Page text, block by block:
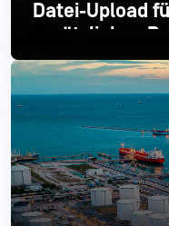
Datei-Upload
zusätzlichen
Mehr lesen